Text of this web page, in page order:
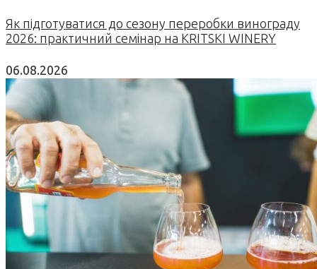
Як підготуватися до сезону переробки винограду
2026: практичний семінар на KRITSKI WINERY
06.08.2026